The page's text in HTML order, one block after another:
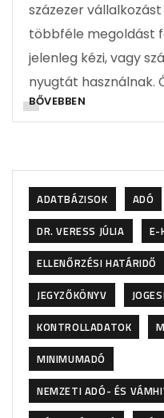
százezer
többféle megoldást
jelenleg kézi, vagy
nyugtát használnak.
BŐVEBBEN
ADATBÁZISOK ADÓ
DR. VERESS JÚLIA
E-
ELLENŐRZÉSI HATÁRIDŐ
JEGYZŐKÖNYV
KONTROLLADATOK
MINIMUMADÓ
NEMZETI ADÓ- ÉS